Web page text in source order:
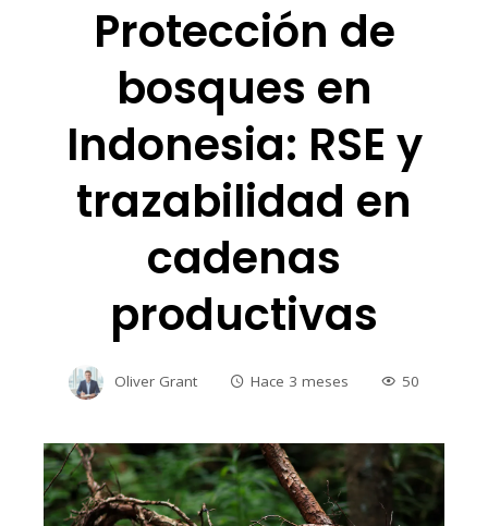
Protección de
bosques en
Indonesia: RSE y
trazabilidad en
cadenas
productivas
Oliver Grant Hace 3 meses 50